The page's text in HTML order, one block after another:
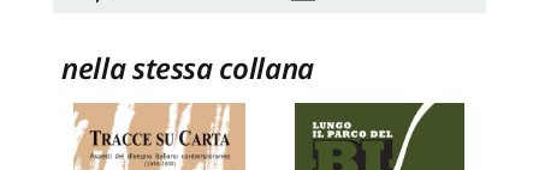
nella stessa collana